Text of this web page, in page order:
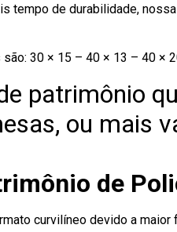
tempo de durabilidade,
30 × 15 – 40 × 13 – 40 ×
patrimônio
ou mais
de
curvilíneo devido a